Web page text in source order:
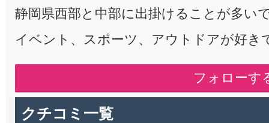
静岡県西部と中部に出掛けることが多い
イベント、スポーツ、アウトドアが好き
フォローす
クチコミ一覧